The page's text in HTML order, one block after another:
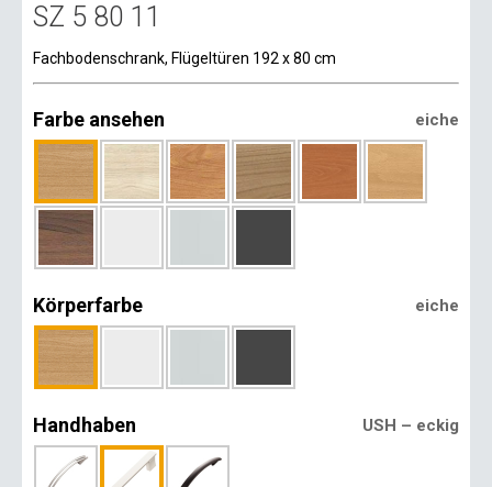
SZ 5 80 11
Fachbodenschrank, Flügeltüren 192 x 80 cm
Farbe ansehen eiche
Körperfarbe eiche
Handhaben USH – eckig